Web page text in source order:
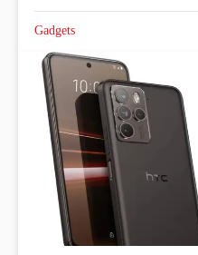
Gadgets